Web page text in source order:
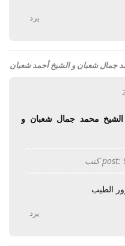
يرد
جمال شعبان و الشيخ أحمد شعبان
الشيخ محمد جمال شعبان و
الطيب
يرد